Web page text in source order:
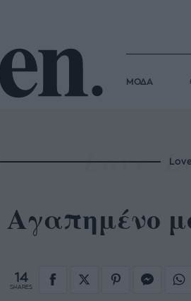
ΜΟΔΑ
Αγαπημένο
14
SHARES